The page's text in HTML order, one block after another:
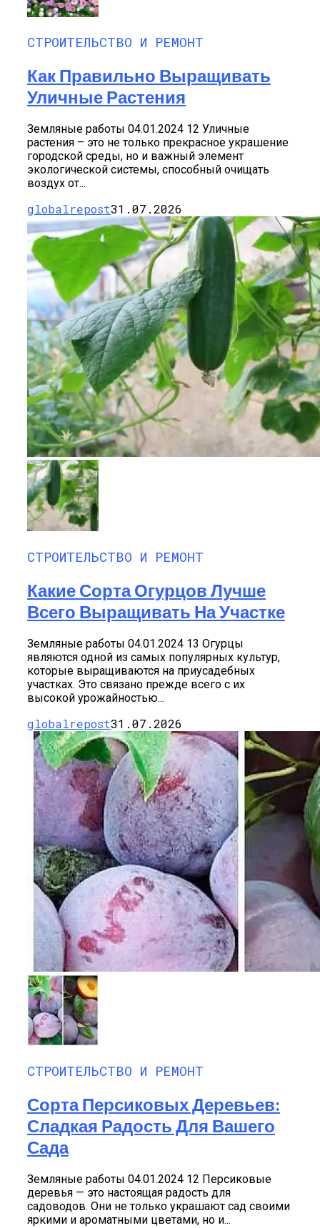
СТРОИТЕЛЬСТВО И РЕМОНТ
Как Правильно Выращивать
Уличные Растения
Земляные работы 04.01.2024 12 Уличные
растения – это не только прекрасное украшение
городской среды, но и важный элемент
экологической системы, способный очищать
воздух от...
globalrepost31.07.2026
СТРОИТЕЛЬСТВО И РЕМОНТ
Какие Сорта Огурцов Лучше
Всего Выращивать На Участке
Земляные работы 04.01.2024 13 Огурцы
являются одной из самых популярных культур,
которые выращиваются на приусадебных
участках. Это связано прежде всего с их
высокой урожайностью...
globalrepost31.07.2026
СТРОИТЕЛЬСТВО И РЕМОНТ
Сорта Персиковых Деревьев:
Сладкая Радость Для Вашего
Сада
Земляные работы 04.01.2024 12 Персиковые
деревья — это настоящая радость для
садоводов. Они не только украшают сад своими
яркими и ароматными цветами, но и...